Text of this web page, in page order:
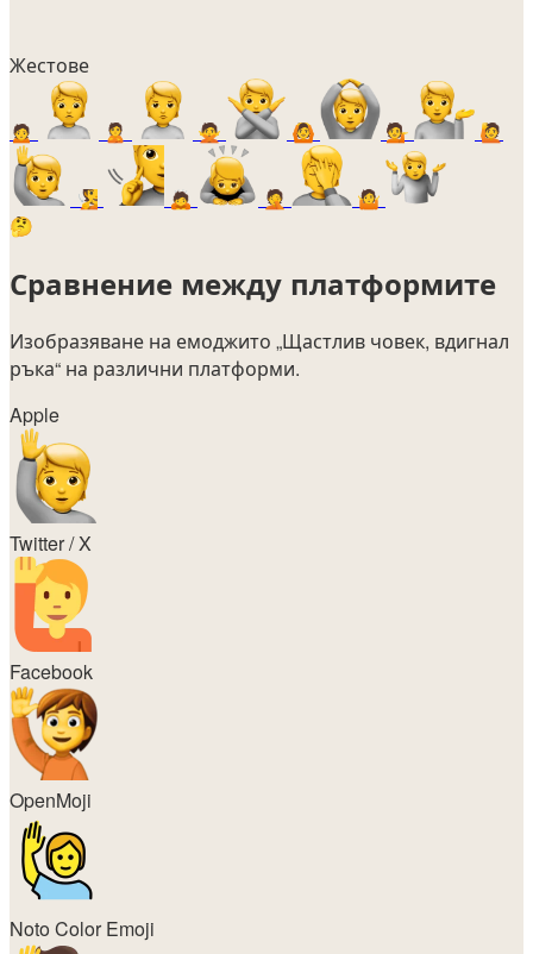
Жестове
🙍 🙎 🙅 🙆 💁 🙋
🧏 🙇 🤦
🤷
🤔
Сравнение между платформите
Изобразяване на емоджито „Щастлив човек, вдигнал
ръка“ на различни платформи.
Apple
Twitter / X
Facebook
OpenMoji
Noto Color Emoji